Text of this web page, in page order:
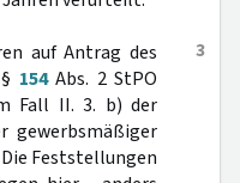
3
auf Antrag des
154Abs. 2 StPO
Fall II. 3. b) der
gewerbsmäßiger
Feststellungen